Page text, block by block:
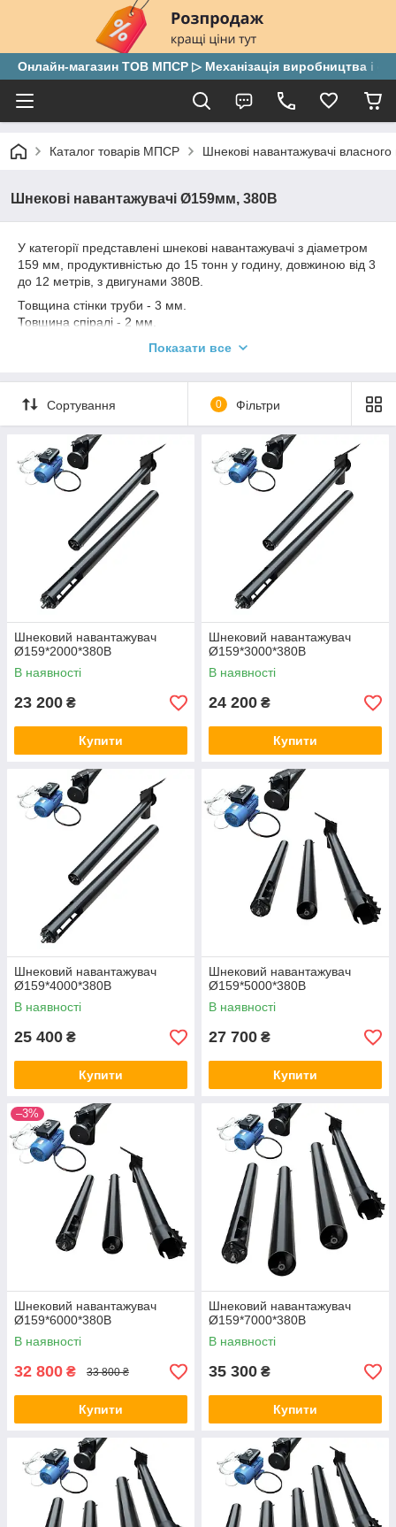
Онлайн-магазин ТОВ МПСР ▷ Механізація виробництва і
Каталог товарів МПСР Шнекові навантажувачі
Шнекові навантажувачі Ø159мм, 380В
У категорії представлені шнекові навантажувачі з діаметром
159 мм, продуктивністью до 15 тонн у годину, довжиною від 3
до 12 метрів, з двигунами 380В.
Товщина стінки труби - 3 мм.
Товщина спіралі - 2 мм.
максимально відповідаючий навантаженню обраного шнека
(від 1.5 кВт, 1000 об/хв до 5.5 кВт, 1500 об/хв).
Основні технічні характеристики шнекових навантажувачів
ТОВ "МПСР"
можливість роботи під різним кутом нахилу;
легка конструкція, що дозволяє перемістити
навантажувач в будь-яке місце, де є електромережа;
висока продуктивність.
Показати все
Сортування 0 Фільтри
Шнековий навантажувач
Ø159*2000*380В
В наявності
23 200 ₴
Купити
Шнековий навантажувач
Ø159*3000*380В
В наявності
24 200 ₴
Купити
Шнековий навантажувач
Ø159*4000*380В
В наявності
25 400 ₴
Купити
Шнековий навантажувач
Ø159*5000*380В
В наявності
27 700 ₴
Купити
–3%
Шнековий навантажувач
Ø159*6000*380В
В наявності
32 800 ₴ 33 800 ₴
Купити
Шнековий навантажувач
Ø159*7000*380В
В наявності
35 300 ₴
Купити